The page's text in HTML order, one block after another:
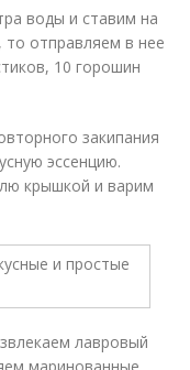
воды и ставим на
то отправляем в нее
10 горошин
закипания
эссенцию.
крышкой и варим
лавровый